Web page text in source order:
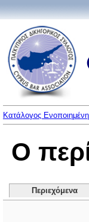
Κατάλογος
Ο
Περιεχόμενα